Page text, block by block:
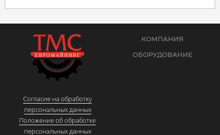
Согласие на обработку
персональных данных
Положение об обработке
персональных данных
КОМПАНИЯ
ОБОРУДОВАНИЕ